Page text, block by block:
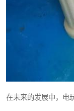
在未来的发展中，电